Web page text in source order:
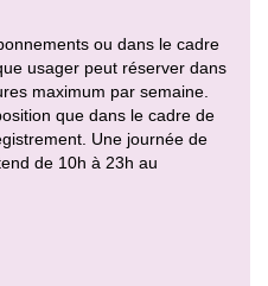
ou dans le cadre
usager peut réserver dans
maximum par semaine.
que dans le cadre de
Une journée de
de 10h à 23h au